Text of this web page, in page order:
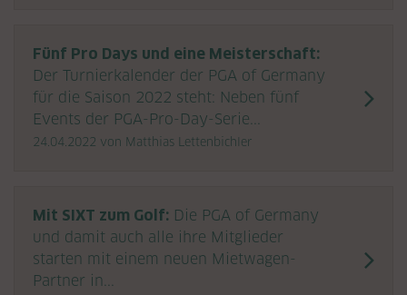
Fünf Pro Days und eine Meisterschaft:
Der Turnierkalender der PGA of Germany
für die Saison 2022 steht: Neben fünf
Events der PGA-Pro-Day-Serie...
24.04.2022 von Matthias Lettenbichler
Mit SIXT zum Golf: Die PGA of Germany
und damit auch alle ihre Mitglieder
starten mit einem neuen Mietwagen-
Partner in...